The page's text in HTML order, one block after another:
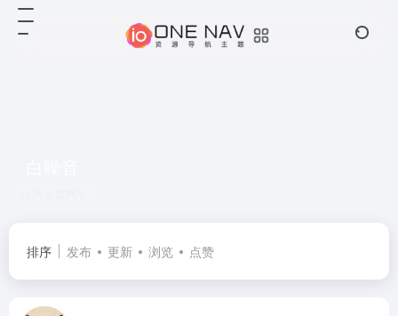
排序 发布 更新 浏览 点赞